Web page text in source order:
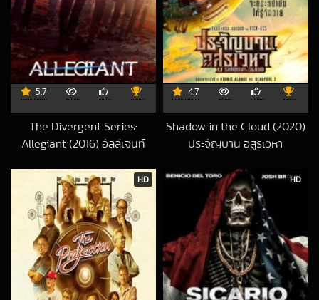
5.7
The Divergent Series:
Allegiant (2016) อัลลีเจนท์
2023-02-06 UTC
4.7
Shadow in the Cloud (2020)
ประจัญบาน อสูรเวหา
HD HD